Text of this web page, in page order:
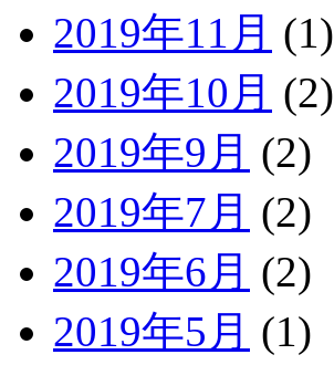
2019年11月 (1)
2019年10月 (2)
2019年9月 (2)
2019年7月 (2)
2019年6月 (2)
2019年5月 (1)